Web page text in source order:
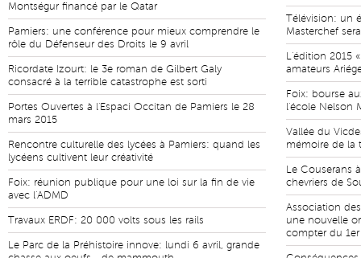
Montségur financé par le Qatar
Pamiers: une conférence pour mieux comprendre le
rôle du Défenseur des Droits le 9 avril
Ricordate Izourt: le 3e roman de Gilbert Galy
consacré à la terrible catastrophe est sorti
Portes Ouvertes à l'Espaci Occitan de Pamiers le 28
mars 2015
Rencontre culturelle des lycées à Pamiers: quand les
lycéens cultivent leur créativité
Foix: réunion publique pour une loi sur la fin de vie
avec l'ADMD
Travaux ERDF: 20 000 volts sous les rails
Le Parc de la Préhistoire innove: lundi 6 avril, grande
Télévision: un
Masterchef
L'édition 2015
amateurs
Foix: bourse
l'école Nelson
Vallée du
mémoire de la
Le Couserans
chevriers de
Association
une nouvelle
compter du